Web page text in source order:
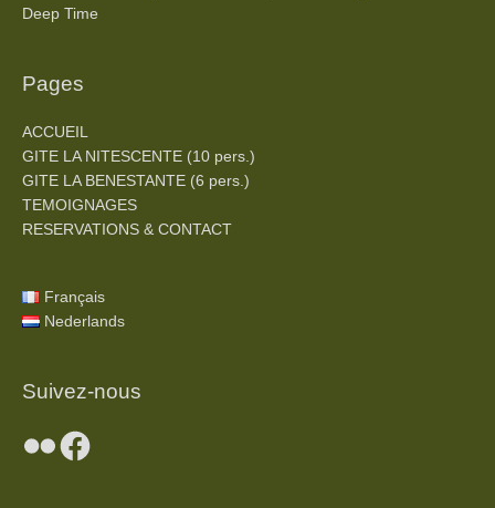
Deep Time
Pages
ACCUEIL
GITE LA NITESCENTE (10 pers.)
GITE LA BENESTANTE (6 pers.)
TEMOIGNAGES
RESERVATIONS & CONTACT
Français
Nederlands
Suivez-nous
FlickrFacebook